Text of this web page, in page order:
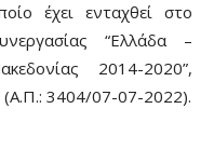
έχει ενταχθεί στο
“Ελλάδα –
2014-2020”,
(Α.Π.: 3404/07-07-2022).